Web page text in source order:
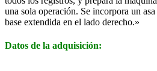
una sola operación. Se incorpora un
base extendida en el lado derecho.»
Datos de la adquisición: